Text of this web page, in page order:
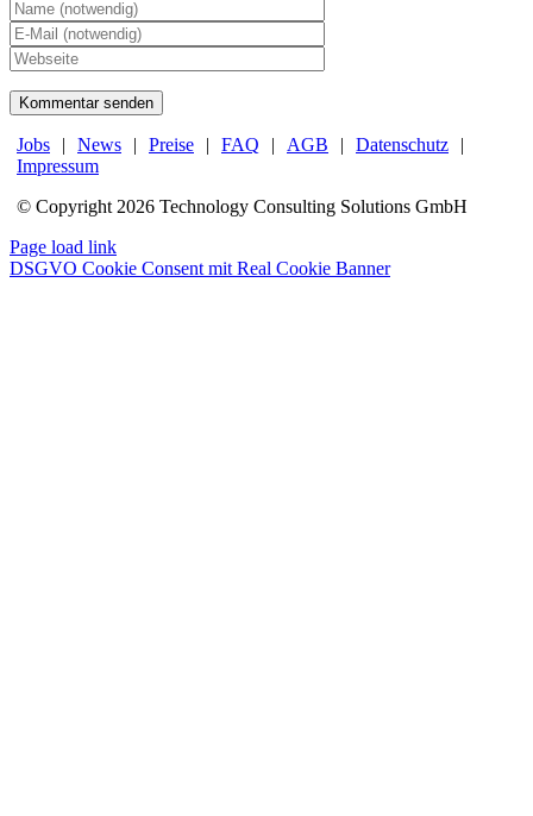
Jobs | News | Preise | FAQ | AGB | Datenschutz
|
Impressum
© Copyright 2026 Technology Consulting Solutions GmbH
LinkedIn
Page load link
DSGVO Cookie Consent mit Real Cookie Banner